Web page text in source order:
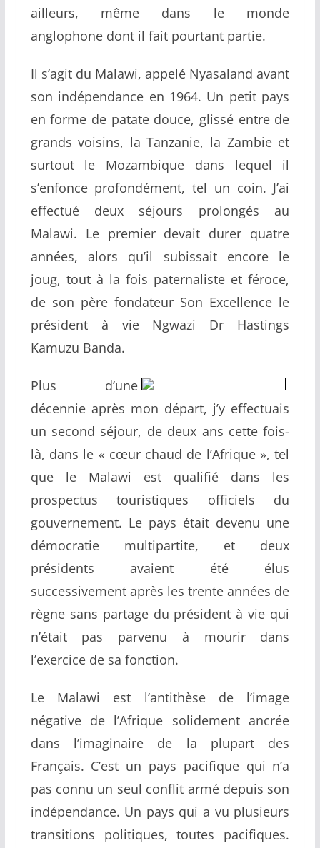
ailleurs, même dans le monde
anglophone dont il fait pourtant partie.
Il s’agit du Malawi, appelé Nyasaland avant
son indépendance en 1964. Un petit pays
en forme de patate douce, glissé entre de
grands voisins, la Tanzanie, la Zambie et
surtout le Mozambique dans lequel il
s’enfonce profondément, tel un coin. J’ai
effectué deux séjours prolongés au
Malawi. Le premier devait durer quatre
années, alors qu’il subissait encore le
joug, tout à la fois paternaliste et féroce,
de son père fondateur Son Excellence le
président à vie Ngwazi Dr Hastings
Kamuzu Banda.
Plus d’une
décennie après mon départ, j’y effectuais
un second séjour, de deux ans cette fois-
là, dans le « cœur chaud de l’Afrique », tel
que le Malawi est qualifié dans les
prospectus touristiques officiels du
gouvernement. Le pays était devenu une
démocratie multipartite, et deux
présidents avaient été élus
successivement après les trente années de
règne sans partage du président à vie qui
n’était pas parvenu à mourir dans
l’exercice de sa fonction.
Le Malawi est l’antithèse de l’image
négative de l’Afrique solidement ancrée
dans l’imaginaire de la plupart des
Français. C’est un pays pacifique qui n’a
pas connu un seul conflit armé depuis son
indépendance. Un pays qui a vu plusieurs
transitions politiques, toutes pacifiques.